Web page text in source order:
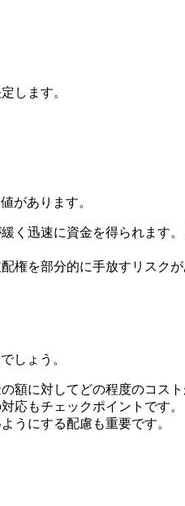
します。
があります。
く迅速に資金を得られます
権を部分的に手放すリスク
しょう。
に対してどの程度のコス
応もチェックポイントです。
うにする配慮も重要です。